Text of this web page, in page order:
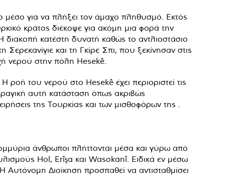
μέσο για να πλήξει τον άμαχο πληθυσμό. Εκτός
κράτος διέκοψε για ακόμη μια φορά την
κατέστη δυνατή καθώς το αντλιοστάσιο
και τη Γκίρε Σπι, που ξεκίνησαν στις
νερού στην πόλη Hesekê.
του νερού στο Hesekê έχει περιοριστεί τις
αυτή κατάσταση όπως ακριβώς
της Τουρκίας και των μισθοφόρων της .
άνθρωποι πλήττονται μέσα και γύρω από
Hol, Erîşa και Wasokanî. Ειδικά εν μέσω
Διοίκηση προσπαθεί να αντισταθμίσει